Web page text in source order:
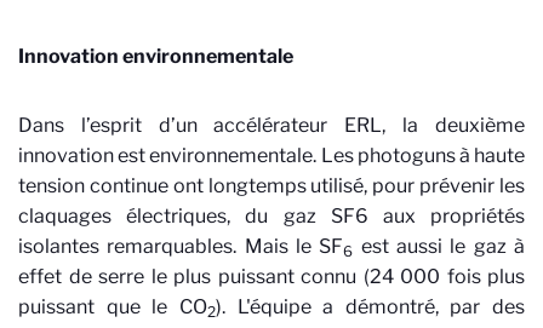
Innovation environnementale
Dans l’esprit d’un accélérateur ERL, la deuxième
innovation est environnementale. Les photoguns à haute
tension continue ont longtemps utilisé, pour prévenir les
claquages électriques, du gaz SF6 aux propriétés
isolantes remarquables. Mais le SF6 est aussi le gaz à
effet de serre le plus puissant connu (24 000 fois plus
puissant que le CO2). L'équipe a démontré, par des